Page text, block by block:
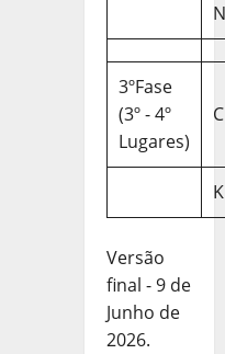
3ºFase
(3º - 4º
Lugares)
Versão
final - 9 de
Junho de
2026.